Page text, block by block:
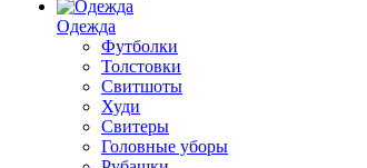
Одежда
Футболки
Толстовки
Свитшоты
Худи
Свитеры
Головные уборы